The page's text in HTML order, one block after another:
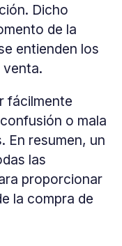
Dicho
de la
entienden los
venta.
fácilmente
o mala
En resumen, un
las
proporcionar
la compra de